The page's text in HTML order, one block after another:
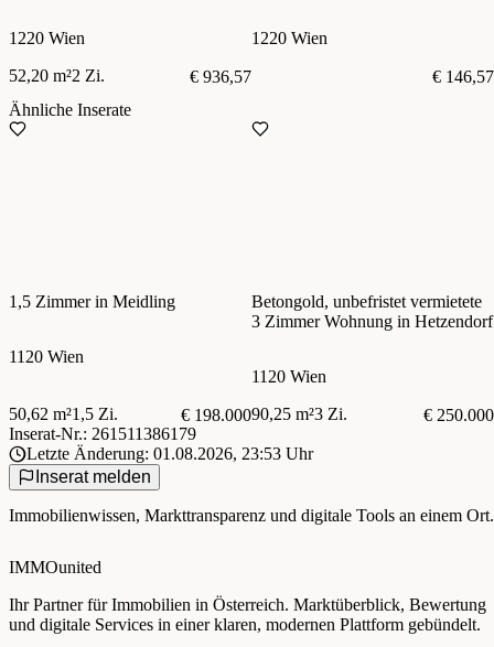
1220 Wien
52,20 m²2 Zi. € 936,57
1220 Wien
€ 146,57
Ähnliche Inserate
1,5 Zimmer in Meidling
1120 Wien
50,62 m²1,5 Zi. € 198.000
Betongold, unbefristet vermietete
3 Zimmer Wohnung in Hetzendorf
1120 Wien
90,25 m²3 Zi.
€ 250.000
Inserat-Nr.: 261511386179
Letzte Änderung: 01.08.2026, 23:53 Uhr
Inserat melden
Immobilienwissen, Markttransparenz und digitale Tools an einem Ort.
IMMOunited
Ihr Partner für Immobilien in Österreich. Marktüberblick, Bewertung
und digitale Services in einer klaren, modernen Plattform gebündelt.